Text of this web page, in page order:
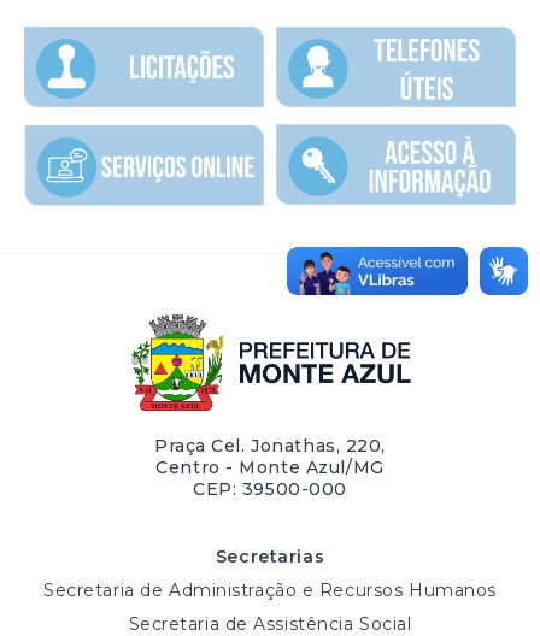
Praça Cel. Jonathas, 220,
Centro - Monte Azul/MG
CEP: 39500-000
Secretarias
Secretaria de Administração e Recursos Humanos
Secretaria de Assistência Social